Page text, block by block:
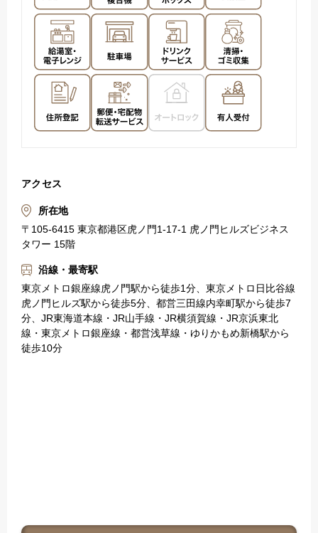
アクセス
所在地
〒105-6415 東京都港区虎ノ門1-17-1 虎ノ門ヒルズビジネス
タワー 15階
沿線・最寄駅
東京メトロ銀座線虎ノ門駅から徒歩1分、東京メトロ日比谷線
虎ノ門ヒルズ駅から徒歩5分、都営三田線内幸町駅から徒歩7
分、JR東海道本線・JR山手線・JR横須賀線・JR京浜東北
線・東京メトロ銀座線・都営浅草線・ゆりかもめ新橋駅から
徒歩10分